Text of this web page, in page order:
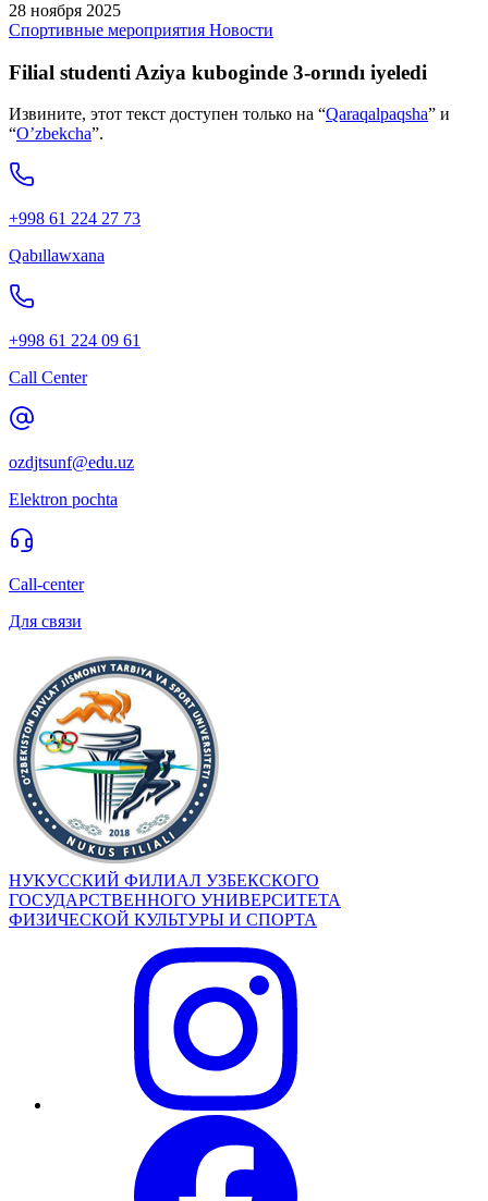
28 ноября 2025
Спортивные мероприятия Новости
Filial studenti Aziya kuboginde 3-orındı iyeledi
Извините, этот текст доступен только на “Qaraqalpaqsha” и
“O’zbekcha”.
+998 61 224 27 73
Qabıllawxana
+998 61 224 09 61
Call Center
ozdjtsunf@edu.uz
Elektron pochta
Call-center
Для связи
НУКУССКИЙ ФИЛИАЛ УЗБЕКСКОГО
ГОСУДАРСТВЕННОГО УНИВЕРСИТЕТА
ФИЗИЧЕСКОЙ КУЛЬТУРЫ И СПОРТА